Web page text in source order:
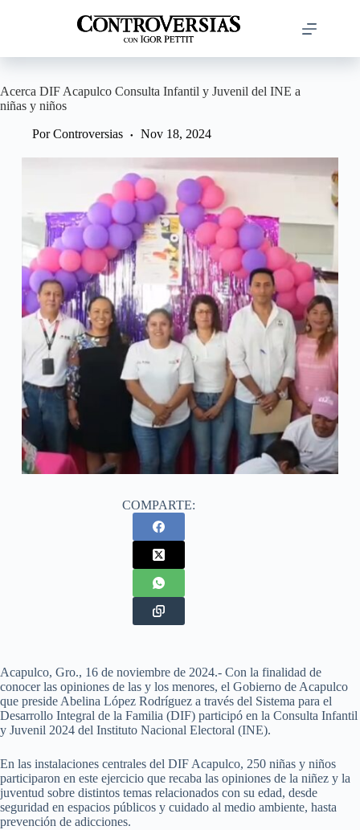
Acerca DIF Acapulco Consulta Infantil y Juvenil del INE a
niñas y niños
Por Controversias Nov 18, 2024
COMPARTE:
Acapulco, Gro., 16 de noviembre de 2024.- Con la finalidad de
conocer las opiniones de las y los menores, el Gobierno de Acapulco
que preside Abelina López Rodríguez a través del Sistema para el
Desarrollo Integral de la Familia (DIF) participó en la Consulta Infantil
y Juvenil 2024 del Instituto Nacional Electoral (INE).
En las instalaciones centrales del DIF Acapulco, 250 niñas y niños
participaron en este ejercicio que recaba las opiniones de la niñez y la
juventud sobre distintos temas relacionados con su edad, desde
seguridad en espacios públicos y cuidado al medio ambiente, hasta
prevención de adicciones.